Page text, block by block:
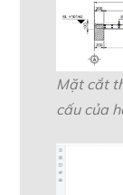
Mặt cắt
cấu của